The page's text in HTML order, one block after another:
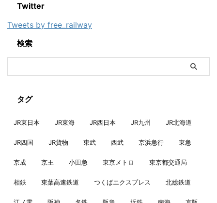
Twitter
Tweets by free_railway
検索
タグ
JR東日本 JR東海 JR西日本 JR九州 JR北海道
JR四国 JR貨物 東武 西武 京浜急行 東急
京成 京王 小田急 東京メトロ 東京都交通局
相鉄 東葉高速鉄道 つくばエクスプレス 北総鉄道